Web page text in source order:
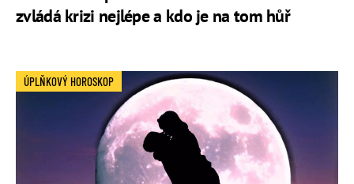
zvládá krizi nejlépe a kdo je na tom hůř
ÚPLŇKOVÝ HOROSKOP